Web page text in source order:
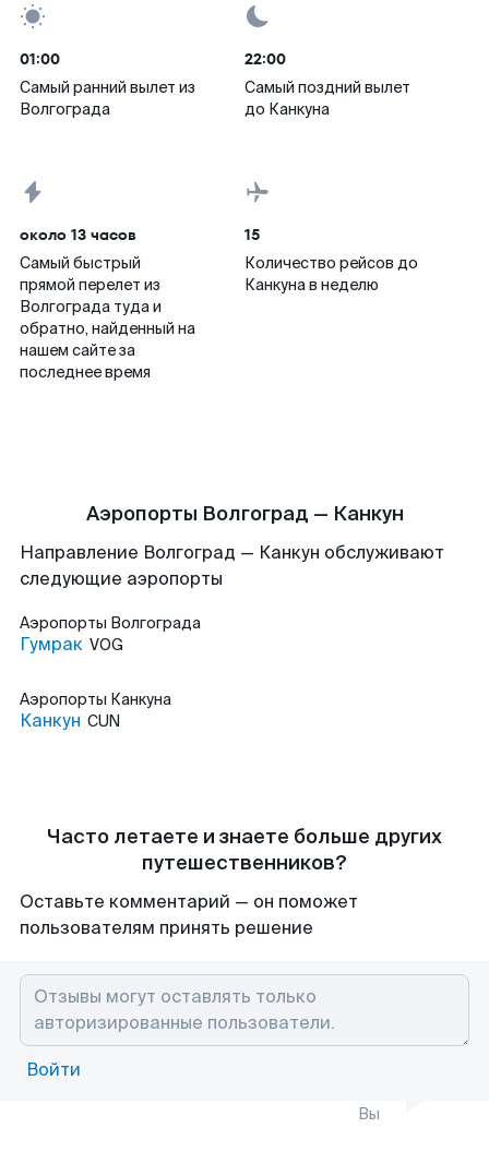
01:00
Самый ранний вылет из
Волгограда
22:00
Самый поздний вылет
до Канкуна
около 13 часов
Самый быстрый
прямой перелет из
Волгограда туда и
обратно, найденный на
нашем сайте за
последнее время
15
Количество рейсов до
Канкуна в неделю
Аэропорты Волгоград — Канкун
Направление Волгоград — Канкун обслуживают
следующие аэропорты
Аэропорты Волгограда
Гумрак VOG
Аэропорты Канкуна
Канкун CUN
Часто летаете и знаете больше других
путешественников?
Оставьте комментарий — он поможет
пользователям принять решение
Войти
Вы